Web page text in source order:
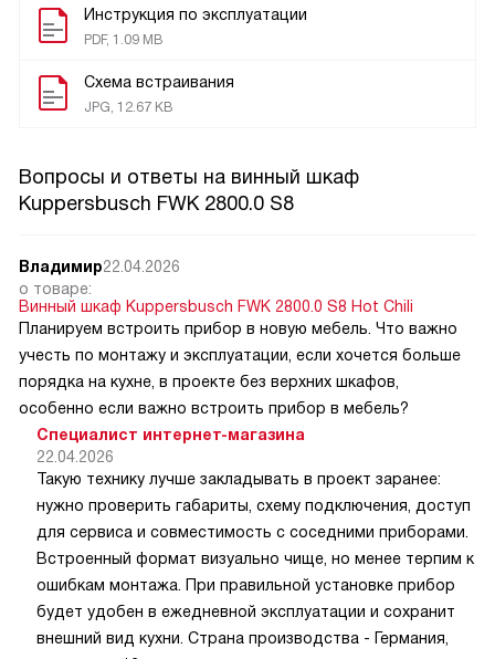
Инструкция по эксплуатации
PDF, 1.09 MB
Схема встраивания
JPG, 12.67 KB
Вопросы и ответы на винный шкаф
Kuppersbusch FWK 2800.0 S8
Владимир22.04.2026
о товаре:
Винный шкаф Kuppersbusch FWK 2800.0 S8 Hot Chili
Планируем встроить прибор в новую мебель. Что важно
учесть по монтажу и эксплуатации, если хочется больше
порядка на кухне, в проекте без верхних шкафов,
особенно если важно встроить прибор в мебель?
Специалист интернет-магазина
22.04.2026
Такую технику лучше закладывать в проект заранее:
нужно проверить габариты, схему подключения, доступ
для сервиса и совместимость с соседними приборами.
Встроенный формат визуально чище, но менее терпим к
ошибкам монтажа. При правильной установке прибор
будет удобен в ежедневной эксплуатации и сохранит
внешний вид кухни. Страна производства - Германия,